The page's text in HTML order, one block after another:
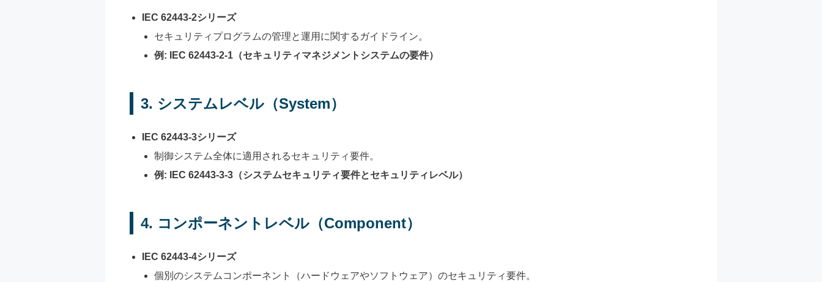
IEC 62443-2シリーズ
セキュリティプログラムの管理と運用に関するガイドライン。
例: IEC 62443-2-1（セキュリティマネジメントシステムの要件）
3. システムレベル（System）
IEC 62443-3シリーズ
制御システム全体に適用されるセキュリティ要件。
例: IEC 62443-3-3（システムセキュリティ要件とセキュリティレベル）
4. コンポーネントレベル（Component）
IEC 62443-4シリーズ
個別のシステムコンポーネント（ハードウェアやソフトウェア）のセキュリティ要件。